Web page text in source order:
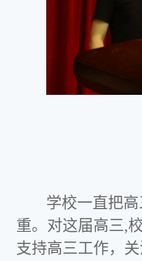
学校一直把
重。对这届高三,
支持高三工作，